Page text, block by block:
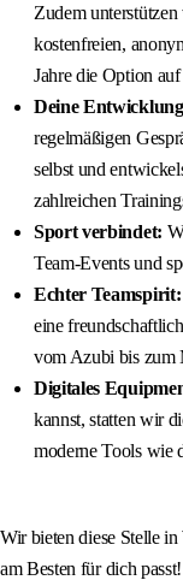
Zudem
kostenfreien,
Jahre die Option
Deine
regelmäßigen
selbst und
zahlreichen
Sport verbindet:
Team-Events und
Echter Teamspirit:
eine
vom Azubi bis zum
Digitales
kannst, statten wir
moderne Tools wie
Wir bieten diese Stelle in
am Besten für dich